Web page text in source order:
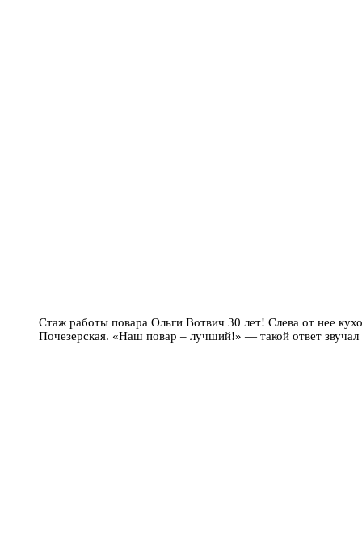
Стаж работы повара Ольги Вотвич 30 лет! Слева от нее
Почезерская. «Наш повар – лучший!» — такой ответ звучал